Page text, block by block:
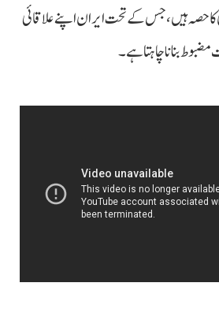
کا حصہ ہیں، جس کے تحت ایران اپنے علاقائی
بنانا چاہتا ہے۔